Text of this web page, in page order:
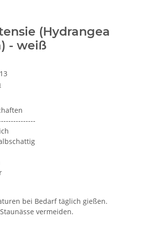
(Hydrangea
- weiß
bei Bedarf täglich gießen.
vermeiden.